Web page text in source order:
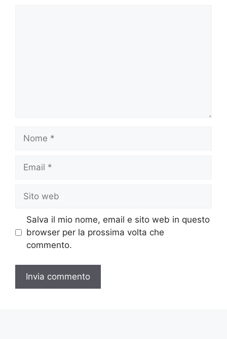
Nome
Email
Sito
web
Salva il mio nome, email e sito web in questo
browser per la prossima volta che
commento.